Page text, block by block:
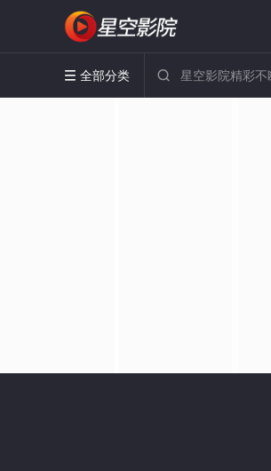
 全部分类 